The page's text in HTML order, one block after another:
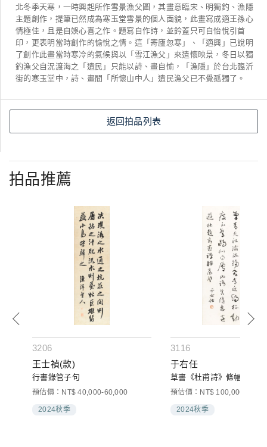
北冬季天寒，一時興起所作雪景漁父圖，其畫意臨宋、明獨釣、漁隱
主題創作，提筆已然成為寒玉堂雪景的個人面貌，此畫寫成適王孫心
情極佳，且是自娛心喜之作。題寫自作詩，並鈐蓋只可自怡悅引首
印，更表明當時創作的愉悅之情。這「寄廬忽寒」、「適興」已說明
了創作此畫當時寒冷的氣候與以「雪江漁父」來遣懷映景，冬日以獨
釣漁父自況渡海之「遺民」只能以詩、畫自愉，「漁隱」於台北臨沂
街的寒玉堂中，詩、畫間「所懷山中人」遺民漁父已不覺孤獨了。
返回拍品列表
拍品推薦
3206
王士禎(款)
行書錄管子句
預估價：NT$ 40,000-60,000
2024秋季
3116
于右任
草書《杜甫詩》條幅
預估價：NT$ 100,000-
2024秋季